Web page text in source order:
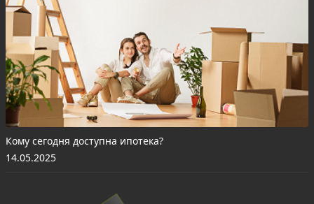
Кому сегодня доступна ипотека?
14.05.2025